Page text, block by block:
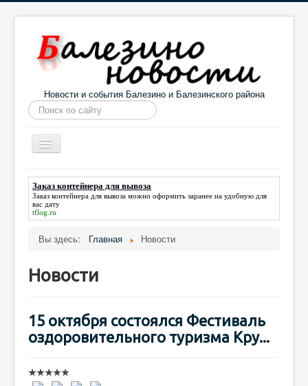
Новости и события Балезино и Балезинского района
Искать...
Toggle
Navigation
Главная
Погода в Балезино Новости
Информация
Заказ контейнера для вывоза
Заказ контейнера для вывоза можно оформить заранее на удобную для
вас дату
tflog.ru
Вы здесь: Главная Новости
Новости
15 октября состоялся Фестиваль
оздоровительного туризма Кру...